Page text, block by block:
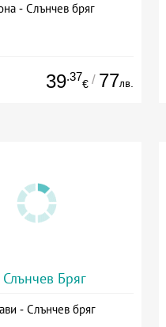
- Слънчев бряг
39.37
€ / 77лв.
Слънчев Бряг
- Слънчев бряг